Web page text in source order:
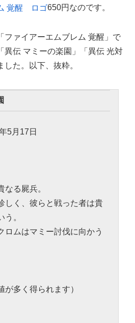
650円なのです。
ファイアーエムブレム 覚醒」で
異伝 マミーの楽園」「異伝 光対
た。以下、抜粋。
5月17日
なる屍兵。
しく、彼らと戦った者は貴
。
ロムはマミー討伐に向かう
多く得られます）